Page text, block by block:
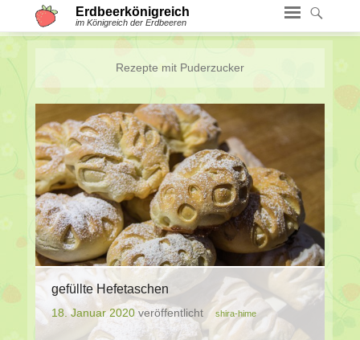
Erdbeerkönigreich
im Königreich der Erdbeeren
Rezepte mit Puderzucker
gefüllte Hefetaschen
18. Januar 2020veröffentlicht shira-hime